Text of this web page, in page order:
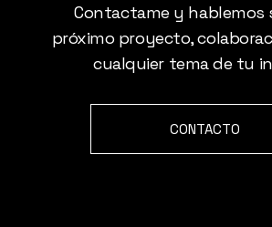
Contactame y hablemos
próximo proyecto,
cualquier tema de tu
CONTACTO